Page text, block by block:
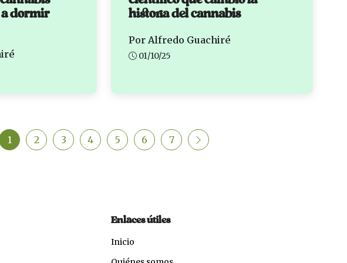
a dormir
historia del cannabis
Por Alfredo Guachiré
01/10/25
1 2 3 4 5 6 7
Enlaces útiles
Inicio